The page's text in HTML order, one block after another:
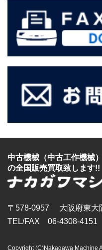
中古機械（中古工作機械）
の全国販売買取致します!!
〒578-0957 大阪府東大
TEL/FAX 06-4308-4151
Copyright (C)Nakagawa Machine